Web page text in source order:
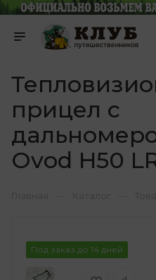
прицел с
Ovod H50
Под заказ до 14 дней